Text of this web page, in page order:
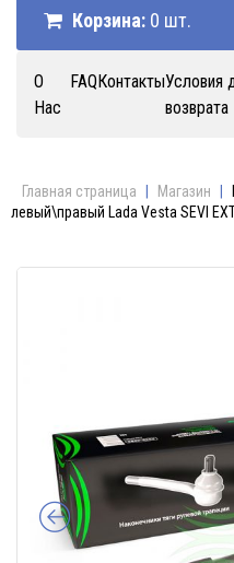
Корзина: 0 шт.
О
Нас
FAQКонтактыУсловия
возврата
Главная страница Магазин
левый\правый Lada Vesta SEVI